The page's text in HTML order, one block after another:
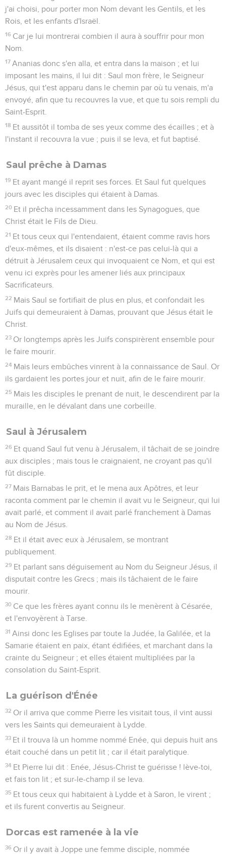
j'ai choisi, pour porter mon Nom devant les Gentils, et les
Rois, et les enfants d'Israël.
16 Car je lui montrerai combien il aura à souffrir pour mon
Nom.
17 Ananias donc s'en alla, et entra dans la maison ; et lui
imposant les mains, il lui dit : Saul mon frère, le Seigneur
Jésus, qui t'est apparu dans le chemin par où tu venais, m'a
envoyé, afin que tu recouvres la vue, et que tu sois rempli du
Saint-Esprit.
18 Et aussitôt il tomba de ses yeux comme des écailles ; et à
l'instant il recouvra la vue ; puis il se leva, et fut baptisé.
Saul prêche à Damas
19 Et ayant mangé il reprit ses forces. Et Saul fut quelques
jours avec les disciples qui étaient à Damas.
20 Et il prêcha incessamment dans les Synagogues, que
Christ était le Fils de Dieu.
21 Et tous ceux qui l'entendaient, étaient comme ravis hors
d'eux-mêmes, et ils disaient : n'est-ce pas celui-là qui a
détruit à Jérusalem ceux qui invoquaient ce Nom, et qui est
venu ici exprès pour les amener liés aux principaux
Sacrificateurs.
22 Mais Saul se fortifiait de plus en plus, et confondait les
Juifs qui demeuraient à Damas, prouvant que Jésus était le
Christ.
23 Or longtemps après les Juifs conspirèrent ensemble pour
le faire mourir.
24 Mais leurs embûches vinrent à la connaissance de Saul. Or
ils gardaient les portes jour et nuit, afin de le faire mourir.
25 Mais les disciples le prenant de nuit, le descendirent par la
muraille, en le dévalant dans une corbeille.
Saul à Jérusalem
26 Et quand Saul fut venu à Jérusalem, il tâchait de se joindre
aux disciples ; mais tous le craignaient, ne croyant pas qu'il
fût disciple.
27 Mais Barnabas le prit, et le mena aux Apôtres, et leur
raconta comment par le chemin il avait vu le Seigneur, qui lui
avait parlé, et comment il avait parlé franchement à Damas
au Nom de Jésus.
28 Et il était avec eux à Jérusalem, se montrant
publiquement.
29 Et parlant sans déguisement au Nom du Seigneur Jésus, il
disputait contre les Grecs ; mais ils tâchaient de le faire
mourir.
30 Ce que les frères ayant connu ils le menèrent à Césarée,
et l'envoyèrent à Tarse.
31 Ainsi donc les Eglises par toute la Judée, la Galilée, et la
Samarie étaient en paix, étant édifiées, et marchant dans la
crainte du Seigneur ; et elles étaient multipliées par la
consolation du Saint-Esprit.
La guérison d'Énée
32 Or il arriva que comme Pierre les visitait tous, il vint aussi
vers les Saints qui demeuraient à Lydde.
33 Et il trouva là un homme nommé Enée, qui depuis huit ans
était couché dans un petit lit ; car il était paralytique.
34 Et Pierre lui dit : Enée, Jésus-Christ te guérisse ! lève-toi,
et fais ton lit ; et sur-le-champ il se leva.
35 Et tous ceux qui habitaient à Lydde et à Saron, le virent ;
et ils furent convertis au Seigneur.
Dorcas est ramenée à la vie
36 Or il y avait à Joppe une femme disciple, nommée